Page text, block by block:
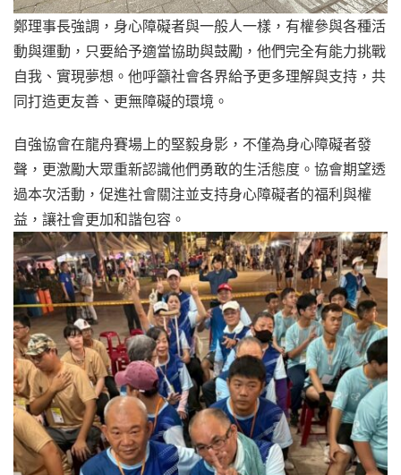
鄭理事長強調，身心障礙者與一般人一樣，有權參與各種活
動與運動，只要給予適當協助與鼓勵，他們完全有能力挑戰
自我、實現夢想。他呼籲社會各界給予更多理解與支持，共
同打造更友善、更無障礙的環境。
自強協會在龍舟賽場上的堅毅身影，不僅為身心障礙者發
聲，更激勵大眾重新認識他們勇敢的生活態度。協會期望透
過本次活動，促進社會關注並支持身心障礙者的福利與權
益，讓社會更加和諧包容。